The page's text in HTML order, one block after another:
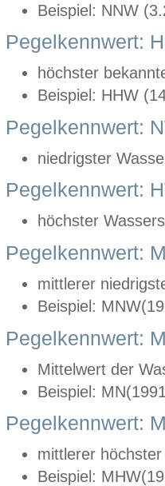
Beispiel: NNW
Pegelkennwert:
höchster
Beispiel: HHW
Pegelkennwert:
niedrigster
Pegelkennwert:
höchster
Pegelkennwert:
mittlerer
Beispiel:
Pegelkennwert:
Mittelwert der
Beispiel:
Pegelkennwert:
mittlerer
Beispiel: